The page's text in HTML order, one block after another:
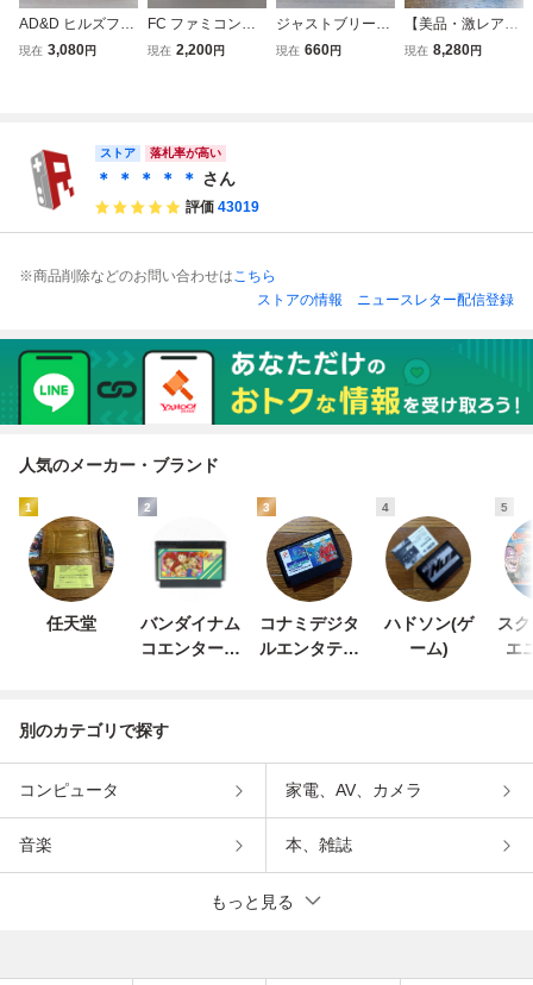
AD&D ヒルズファ
ー ファミコン FC
現在 3,080円
FC ファミコンソ
フト タイムズ オ
現在 2,200円
ジャストブリード
ファミコン FC
現在 660円
【美品・激レア・
動作確認済】FC
現在 8,280円
ストア 落札率が高い
＊ ＊ ＊ ＊ ＊ さん
評価 43019
※商品削除などのお問い合わせはこちら
ストアの情報
ニュースレター配信登録
人気のメーカー・ブランド
1
任天堂
2
バンダイナム
コエンターテ
3
コナミデジタ
ルエンタテイ
4
ハドソン(ゲ
ーム)
5
ス
エ
別のカテゴリで探す
コンピュータ 家電、AV、カメラ
音楽 本、雑誌
もっと見る